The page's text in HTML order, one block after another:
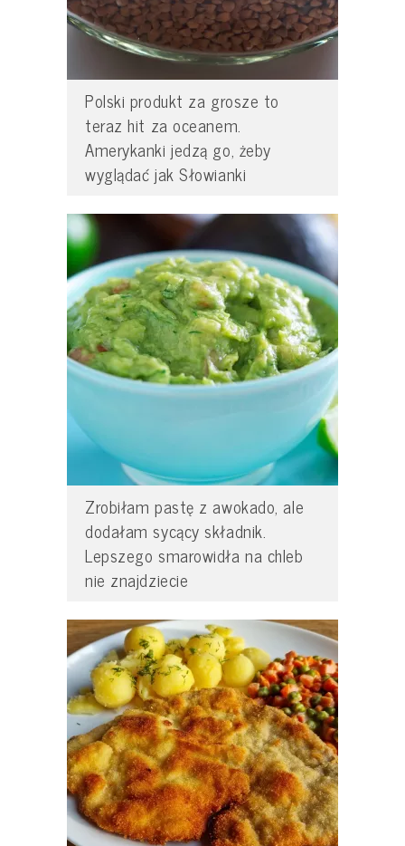
Polski produkt za grosze to
teraz hit za oceanem.
Amerykanki jedzą go, żeby
wyglądać jak Słowianki
Zrobiłam pastę z awokado, ale
dodałam sycący składnik.
Lepszego smarowidła na chleb
nie znajdziecie